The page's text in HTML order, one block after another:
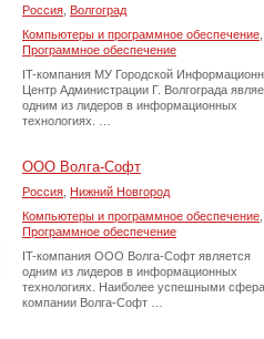
Россия Волгоград
Компьютеры и программное обеспечение
Программное обеспечение
IT-компания МУ Городской
Центр Администрации Г. Волгограда
одним из лидеров в информационных
технологиях. …
ООО Волга-Софт
Россия Нижний Новгород
Компьютеры и программное обеспечение
Программное обеспечение
IT-компания ООО Волга-Софт является
одним из лидеров в информационных
технологиях. Наиболее успешными
компании Волга-Софт …